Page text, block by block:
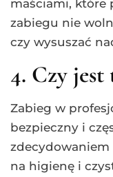
maściami, które
zabiegu nie
czy wysuszać
4. Czy jest
Zabieg w
bezpieczny i
zdecydowaniem
na higienę i